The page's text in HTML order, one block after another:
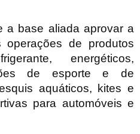
a base aliada aprovar a
de produtos
energéticos,
de esporte e de
aquáticos, kites e
para automóveis e